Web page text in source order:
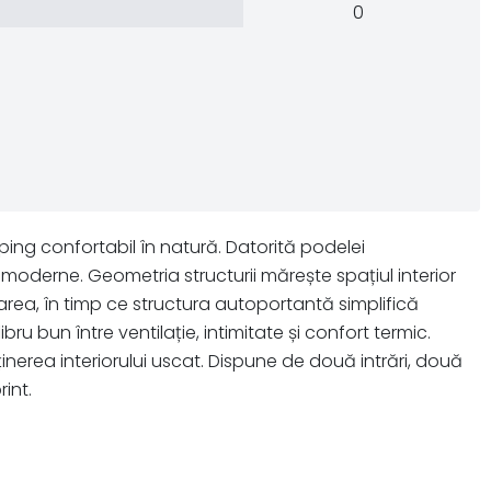
0
confortabil în natură. Datorită podelei
Geometria structurii mărește spațiul interior
în timp ce structura autoportantă simplifică
bun între ventilație, intimitate și confort termic.
interiorului uscat. Dispune de două intrări, două